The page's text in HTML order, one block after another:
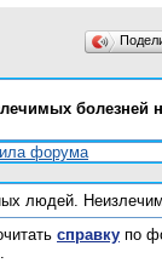
болезней
форума
людей.
справку по